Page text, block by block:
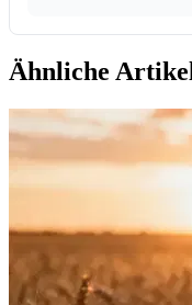
Ähnliche Artikel